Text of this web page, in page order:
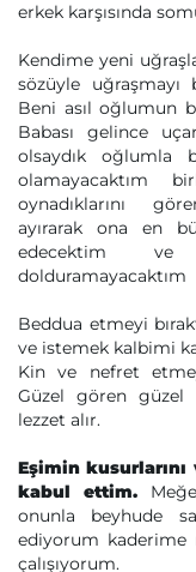
erkek karşısında
Kendime yeni
sözüyle uğraşmayı
Beni asıl oğlumun
Babası gelince
olsaydık oğlumla
olamayacaktım
oynadıklarını
ayırarak ona en
edecektim ve
dolduramayacaktım
Beddua etmeyi
ve istemek kalbimi
Kin ve nefret
Güzel gören güzel
lezzet alır.
Eşimin kusurlarını
kabul ettim.
onunla beyhude
ediyorum kaderime
çalışıyorum.